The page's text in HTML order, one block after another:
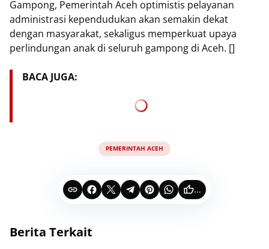
Gampong, Pemerintah Aceh optimistis pelayanan
administrasi kependudukan akan semakin dekat
dengan masyarakat, sekaligus memperkuat upaya
perlindungan anak di seluruh gampong di Aceh. []
BACA JUGA:
PEMERINTAH ACEH
...
Berita Terkait